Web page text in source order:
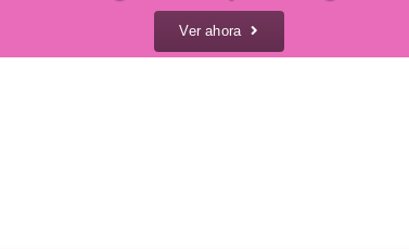
Ver ahora